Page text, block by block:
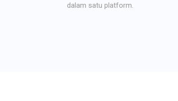
dalam satu platform.